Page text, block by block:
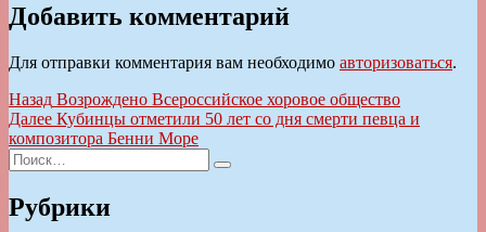
Добавить комментарий
Для отправки комментария вам необходимо авторизоваться.
Навигация
по
записям
Назад Предыдущая
запись:
Возрождено Всероссийское хоровое общество
Далее Следующая
запись:
Кубинцы отметили 50 лет со дня смерти певца и
композитора Бенни Море
Искать:
Поиск
Рубрики